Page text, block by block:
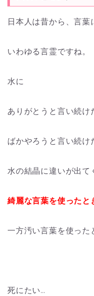
日本人は昔から、言葉
いわゆる言霊ですね。
水に
ありがとうと言い続け
ばかやろうと言い続け
水の結晶に違いが出て
綺麗な言葉を使ったと
一方汚い言葉を使った
死にたい…